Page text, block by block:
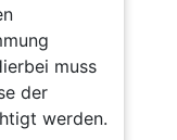
muss
der
werden.